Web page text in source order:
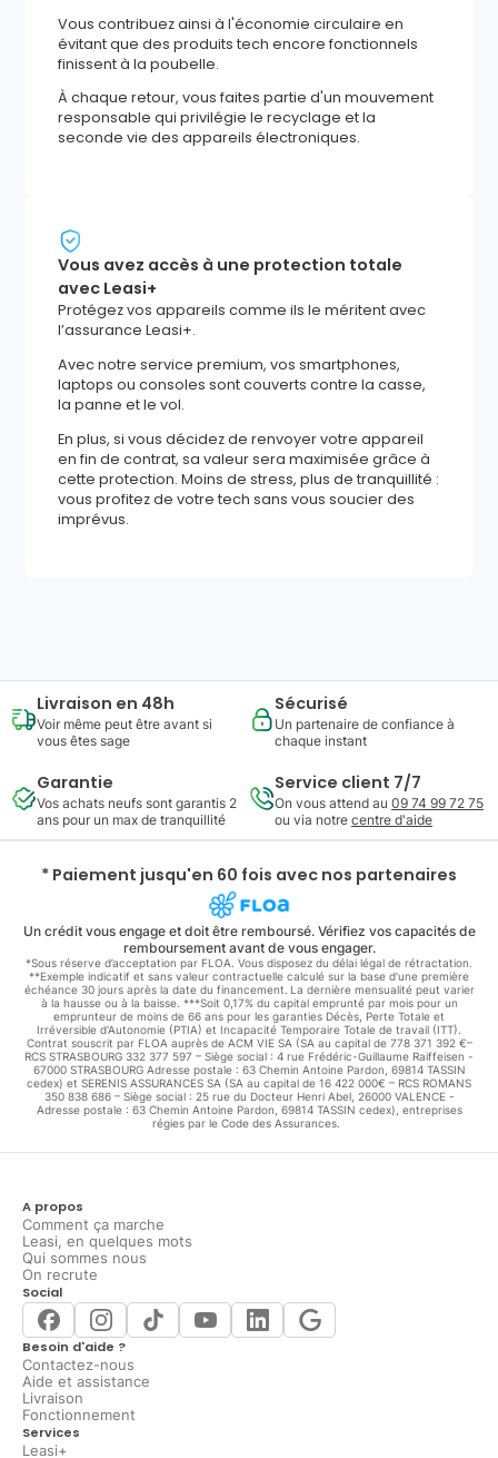
Vous contribuez ainsi à l'économie circulaire en
évitant que des produits tech encore fonctionnels
finissent à la poubelle.
À chaque retour, vous faites partie d'un mouvement
responsable qui privilégie le recyclage et la
seconde vie des appareils électroniques.
Vous avez accès à une protection totale
avec Leasi+
Protégez vos appareils comme ils le méritent avec
l’assurance Leasi+.
Avec notre service premium, vos smartphones,
laptops ou consoles sont couverts contre la casse,
la panne et le vol.
En plus, si vous décidez de renvoyer votre appareil
en fin de contrat, sa valeur sera maximisée grâce à
cette protection. Moins de stress, plus de tranquillité :
vous profitez de votre tech sans vous soucier des
imprévus.
Livraison en 48h
Voir même peut être avant si
vous êtes sage
Sécurisé
Un partenaire de confiance à
chaque instant
Garantie
Vos achats neufs sont garantis 2
ans pour un max de tranquillité
Service client 7/7
On vous attend au 09 74 99 72 75
ou via notre centre d'aide
* Paiement jusqu'en 60 fois avec nos partenaires
Un crédit vous engage et doit être remboursé. Vérifiez vos capacités de
remboursement avant de vous engager.
*Sous réserve d’acceptation par FLOA. Vous disposez du délai légal de rétractation.
**Exemple indicatif et sans valeur contractuelle calculé sur la base d'une première
échéance 30 jours après la date du financement. La dernière mensualité peut varier
à la hausse ou à la baisse. ***Soit 0,17% du capital emprunté par mois pour un
emprunteur de moins de 66 ans pour les garanties Décès, Perte Totale et
Irréversible d'Autonomie (PTIA) et Incapacité Temporaire Totale de travail (ITT).
Contrat souscrit par FLOA auprès de ACM VIE SA (SA au capital de 778 371 392 €–
RCS STRASBOURG 332 377 597 – Siège social : 4 rue Frédéric-Guillaume Raiffeisen -
67000 STRASBOURG Adresse postale : 63 Chemin Antoine Pardon, 69814 TASSIN
cedex) et SERENIS ASSURANCES SA (SA au capital de 16 422 000€ – RCS ROMANS
350 838 686 – Siège social : 25 rue du Docteur Henri Abel, 26000 VALENCE -
Adresse postale : 63 Chemin Antoine Pardon, 69814 TASSIN cedex), entreprises
régies par le Code des Assurances.
A propos
Comment ça marche
Leasi, en quelques mots
Qui sommes nous
On recrute
Social
Besoin d'aide ?
Contactez-nous
Aide et assistance
Livraison
Fonctionnement
Services
Leasi+